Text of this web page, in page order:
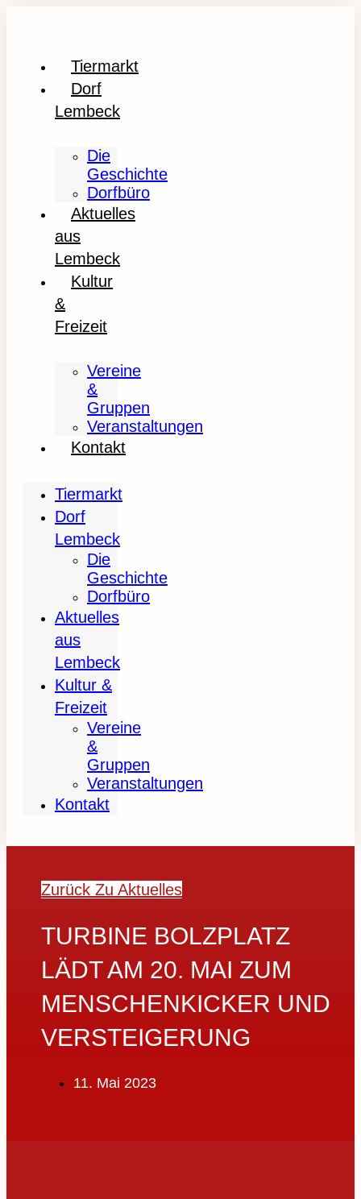
Tiermarkt
Dorf
Lembeck
Die
Geschichte
Dorfbüro
Aktuelles
aus
Lembeck
Kultur
&
Freizeit
Vereine
&
Gruppen
Veranstaltungen
Kontakt
Tiermarkt
Dorf
Lembeck
Die
Geschichte
Dorfbüro
Aktuelles
aus
Lembeck
Kultur &
Freizeit
Vereine
&
Gruppen
Veranstaltungen
Kontakt
Zurück Zu Aktuelles
TURBINE BOLZPLATZ
LÄDT AM 20. MAI ZUM
MENSCHENKICKER UND
VERSTEIGERUNG
11. Mai 2023